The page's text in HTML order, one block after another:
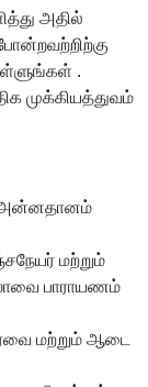
அதில்
.
முக்கியத்துவம்
அன்னதானம்
மற்றும்
பாராயணம்
மற்றும் ஆடை